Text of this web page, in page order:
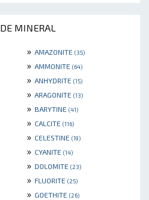
MINERAL
» AMAZONITE (35)
» AMMONITE (64)
» ANHYDRITE (15)
» ARAGONITE (13)
» BARYTINE (41)
» CALCITE (116)
» CELESTINE (19)
» CYANITE (14)
» DOLOMITE (23)
» FLUORITE (25)
» GOETHITE (26)